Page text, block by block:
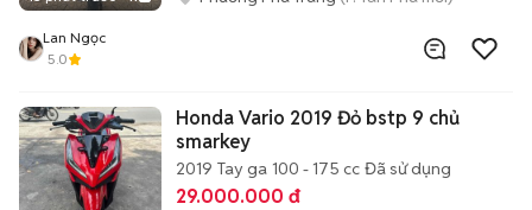
Lan Ngọc
5.0
Honda Vario 2019 Đỏ bstp 9 chủ
smarkey
2019 Tay ga 100 - 175 cc Đã sử dụng
29.000.000 đ